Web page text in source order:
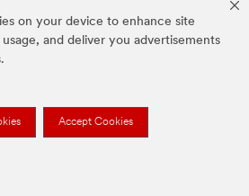
on your device to enhance site
and deliver you advertisements
Accept Cookies